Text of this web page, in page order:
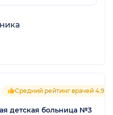
Средний рейтинг врачей 4.9
детская больница №3